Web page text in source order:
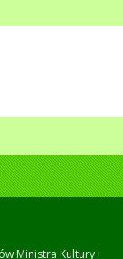
Ministra Kultury i